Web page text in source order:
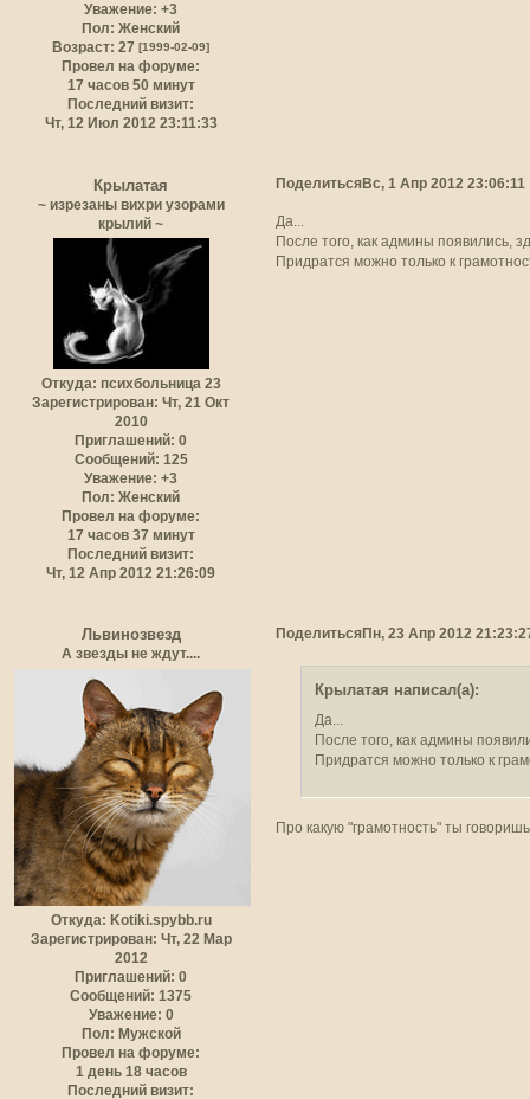
Уважение: +3
Пол: Женский
Возраст: 27[1999-02-09]
Провел на форуме:
17 часов 50 минут
Последний визит:
Чт, 12 Июл 2012 23:11:33
Поделиться Вс, 1 Апр 2012 23:06:11
Крылатая
~ изрезаны вихри узорами
крылий ~
Откуда: психбольница 23
Зарегистрирован: Чт, 21 Окт
2010
Приглашений: 0
Сообщений: 125
Уважение: +3
Пол: Женский
Провел на форуме:
17 часов 37 минут
Последний визит:
Чт, 12 Апр 2012 21:26:09
Да...
После того, как админы появились,
Придратся можно только к
ПоделитьсяПн, 23 Апр 2012
Львинозвезд
А звезды не ждут....
Откуда: Kotiki.spybb.ru
Зарегистрирован: Чт, 22 Мар
2012
Приглашений: 0
Сообщений: 1375
Уважение: 0
Пол: Мужской
Провел на форуме:
1 день 18 часов
Последний визит:
Крылатая написал(а):
Да...
После того, как админы
Придратся можно только к
Про какую "грамотность" ты